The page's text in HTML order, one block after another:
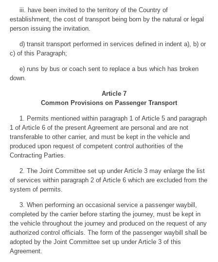
iii. have been invited to the territory of the Country of
establishment, the cost of transport being born by the natural or legal
person issuing the invitation.
d) transit transport performed in services defined in indent a), b) or
c) of this Paragraph;
e) runs by bus or coach sent to replace a bus which has broken
down.
Article 7
Common Provisions on Passenger Transport
1. Permits mentioned within paragraph 1 of Article 5 and paragraph
1 of Article 6 of the present Agreement are personal and are not
transferable to other carrier, and must be kept in the vehicle and
produced upon request of competent control authorities of the
Contracting Parties.
2. The Joint Committee set up under Article 3 may enlarge the list
of services within paragraph 2 of Article 6 which are excluded from the
system of permits.
3. When performing an occasional service a passenger waybill,
completed by the carrier before starting the journey, must be kept in
the vehicle throughout the journey and produced on the request of any
authorized control officials. The form of the passenger waybill shall be
adopted by the Joint Committee set up under Article 3 of this
Agreement.